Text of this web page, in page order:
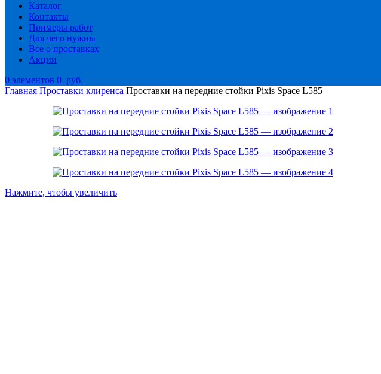
Каталог
Контакты
Примеры работ
Для чего нужны
Все о проставках
Акции
0 элементов 0 руб.
Главная Проставки клиренса Проставки на передние стойки Pixis Space L585
Нажмите, чтобы увеличить